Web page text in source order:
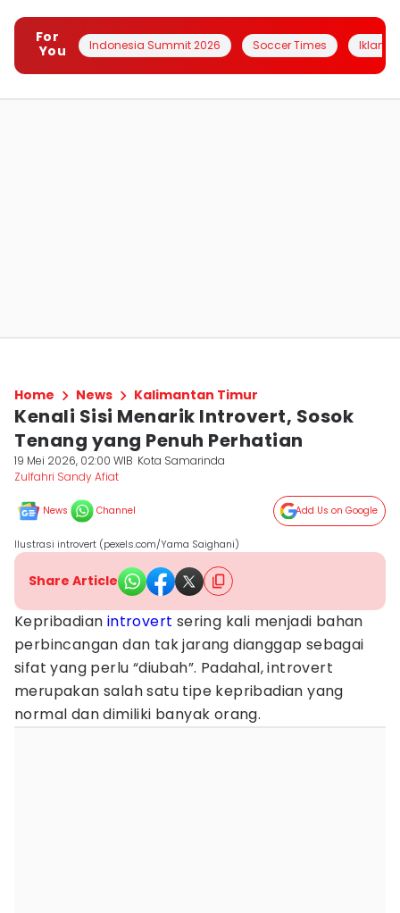
For
You
Indonesia Summit 2026 Soccer Times Iklanin
Home News Kalimantan Timur
Kenali Sisi Menarik Introvert, Sosok
Tenang yang Penuh Perhatian
19 Mei 2026, 02:00 WIB Kota Samarinda
Zulfahri Sandy Afiat
News Channel Add Us on Google
Ilustrasi introvert (pexels.com/Yama Saighani)
Share Article
Kepribadian introvert sering kali menjadi bahan
perbincangan dan tak jarang dianggap sebagai
sifat yang perlu “diubah”. Padahal, introvert
merupakan salah satu tipe kepribadian yang
normal dan dimiliki banyak orang.